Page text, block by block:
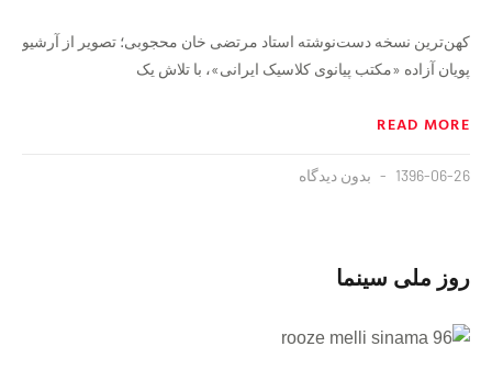
کهن‌ترین نسخه دست‌نوشته استاد مرتضی خان محجوبی؛ تصویر از آرشیو
پویان آزاده «مکتب پیانوی کلاسیک ایرانی»، با تلاش یک
READ MORE
1396-06-26 بدون دیدگاه
روز ملی سینما